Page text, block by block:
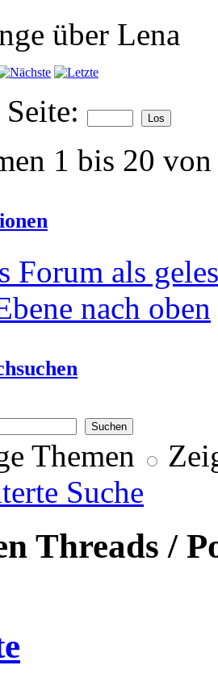
über Lena
1 bis 20
Forum als
nach oben
Themen
Suche
Threads /